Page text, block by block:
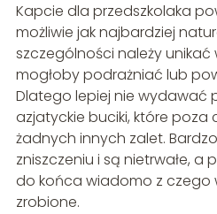
Kapcie dla przedszkolaka
możliwie jak najbardziej
szczególności należy unikać
mogłoby podrażniać lub
Dlatego lepiej nie wydawać
azjatyckie buciki, które poza
żadnych innych zalet.
zniszczeniu i są nietrwałe,
do końca wiadomo z czego
zrobione.